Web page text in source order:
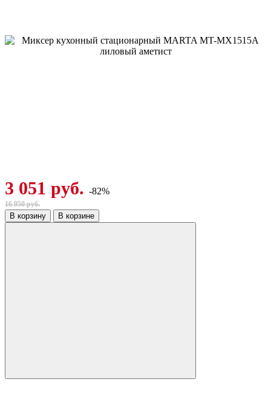
3 051 руб. -82%
16 950 руб.
В корзину В корзине